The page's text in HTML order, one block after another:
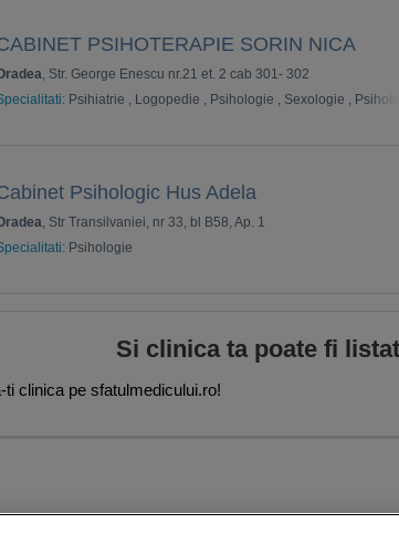
PSIHOTERAPIE SORIN NICA
, Str. George Enescu nr.21 et. 2 cab 301- 302
Psihiatrie , Logopedie , Psihologie , Sexologie ,
Psihologic Hus Adela
, Str Transilvaniei, nr 33, bl B58, Ap. 1
Psihologie
Si clinica ta poate fi
ti clinica pe sfatulmedicului.ro!